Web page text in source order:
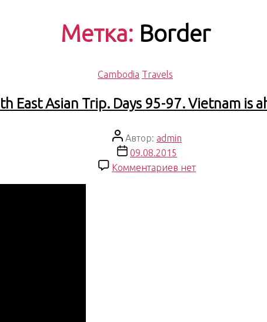
Метка: Border
Рубрики
Cambodia Travels
East Asian Trip. Days 95-97. Vietnam is
Автор
записи
Автор: admin
Дата
записи
09.08.2015
Комментариев кнет